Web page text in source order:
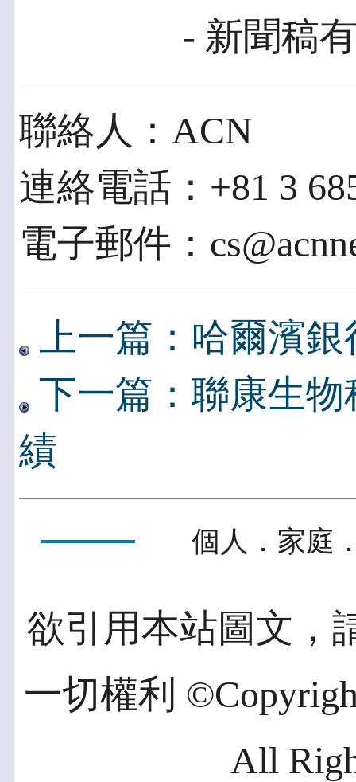
- 新聞稿
聯絡人：ACN
連絡電話：+81 3
電子郵件：
上一篇：哈爾濱
下一篇：聯康生物
績
個人．家庭
欲引用本站圖文，
一切權利
All